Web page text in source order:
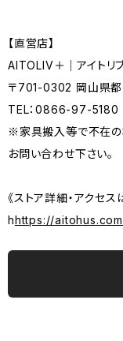
【直営店】
AITOLIV＋｜アイトリ
〒701-0302 岡山県
TEL：0866-97-5180
※家具搬入等で不在の
お問い合わせ下さい。
《ストア詳細・アクセス
hhttps://